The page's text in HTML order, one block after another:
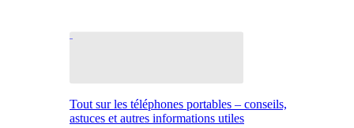
Tout sur les téléphones portables – conseils,
astuces et autres informations utiles